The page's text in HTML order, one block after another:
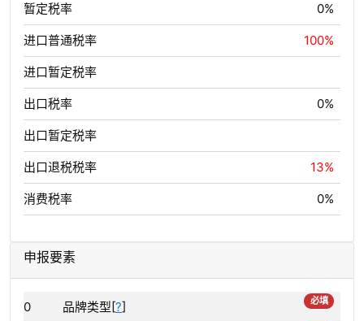
暂定税率 0%
进口普通税率 100%
进口暂定税率
出口税率 0%
出口暂定税率
出口退税税率 13%
消费税率 0%
申报要素
0 品牌类型[?] 必填